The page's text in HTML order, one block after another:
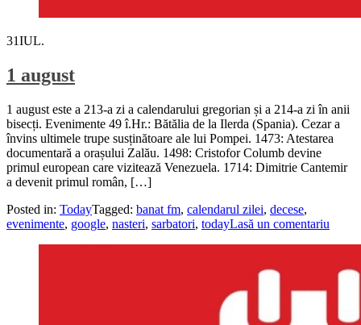
31IUL.
1 august
1 august este a 213-a zi a calendarului gregorian și a 214-a zi în anii
bisecți. Evenimente 49 î.Hr.: Bătălia de la Ilerda (Spania). Cezar a
învins ultimele trupe susținătoare ale lui Pompei. 1473: Atestarea
documentară a orașului Zalău. 1498: Cristofor Columb devine
primul european care vizitează Venezuela. 1714: Dimitrie Cantemir
a devenit primul român, […]
Posted in: TodayTagged: banat fm, calendarul zilei, decese,
evenimente, google, nasteri, sarbatori, todayLasă un comentariu